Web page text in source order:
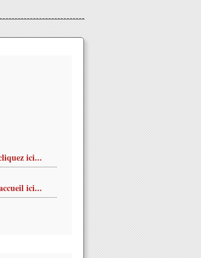
ici...
ici...